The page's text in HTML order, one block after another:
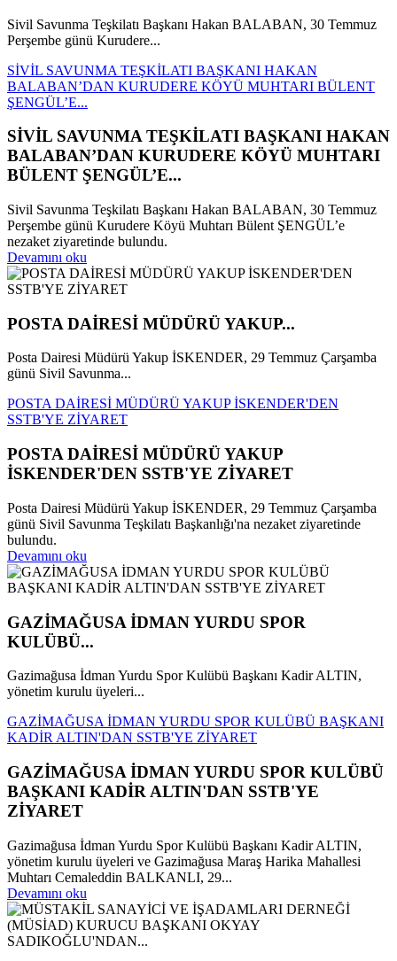
Sivil Savunma Teşkilatı Başkanı Hakan BALABAN, 30 Temmuz
Perşembe günü Kurudere...
SİVİL SAVUNMA TEŞKİLATI BAŞKANI HAKAN
BALABAN’DAN KURUDERE KÖYÜ MUHTARI BÜLENT
ŞENGÜL’E...
SİVİL SAVUNMA TEŞKİLATI BAŞKANI HAKAN
BALABAN’DAN KURUDERE KÖYÜ MUHTARI
BÜLENT ŞENGÜL’E...
Sivil Savunma Teşkilatı Başkanı Hakan BALABAN, 30 Temmuz
Perşembe günü Kurudere Köyü Muhtarı Bülent ŞENGÜL’e
nezaket ziyaretinde bulundu.
Devamını oku
POSTA DAİRESİ MÜDÜRÜ YAKUP...
Posta Dairesi Müdürü Yakup İSKENDER, 29 Temmuz Çarşamba
günü Sivil Savunma...
POSTA DAİRESİ MÜDÜRÜ YAKUP İSKENDER'DEN
SSTB'YE ZİYARET
POSTA DAİRESİ MÜDÜRÜ YAKUP
İSKENDER'DEN SSTB'YE ZİYARET
Posta Dairesi Müdürü Yakup İSKENDER, 29 Temmuz Çarşamba
günü Sivil Savunma Teşkilatı Başkanlığı'na nezaket ziyaretinde
bulundu.
Devamını oku
GAZİMAĞUSA İDMAN YURDU SPOR
KULÜBÜ...
Gazimağusa İdman Yurdu Spor Kulübü Başkanı Kadir ALTIN,
yönetim kurulu üyeleri...
GAZİMAĞUSA İDMAN YURDU SPOR KULÜBÜ BAŞKANI
KADİR ALTIN'DAN SSTB'YE ZİYARET
GAZİMAĞUSA İDMAN YURDU SPOR KULÜBÜ
BAŞKANI KADİR ALTIN'DAN SSTB'YE
ZİYARET
Gazimağusa İdman Yurdu Spor Kulübü Başkanı Kadir ALTIN,
yönetim kurulu üyeleri ve Gazimağusa Maraş Harika Mahallesi
Muhtarı Cemaleddin BALKANLI, 29...
Devamını oku